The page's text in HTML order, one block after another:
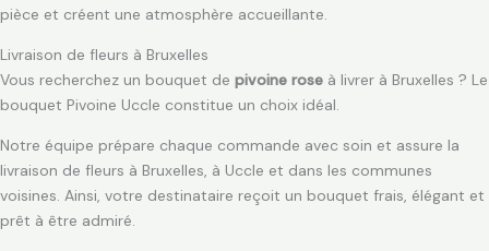
pièce et créent une atmosphère accueillante.
Livraison de fleurs à Bruxelles
Vous recherchez un bouquet de pivoine rose à livrer à Bruxelles ? Le
bouquet Pivoine Uccle constitue un choix idéal.
Notre équipe prépare chaque commande avec soin et assure la
livraison de fleurs à Bruxelles, à Uccle et dans les communes
voisines. Ainsi, votre destinataire reçoit un bouquet frais, élégant et
prêt à être admiré.